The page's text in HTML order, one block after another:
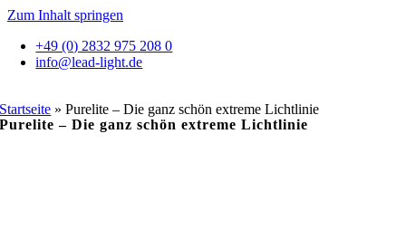
Zum Inhalt springen
+49 (0) 2832 975 208 0
info@lead-light.de
Startseite »Purelite – Die ganz schön extreme Lichtlinie
Purelite – Die ganz schön extreme Lichtlinie